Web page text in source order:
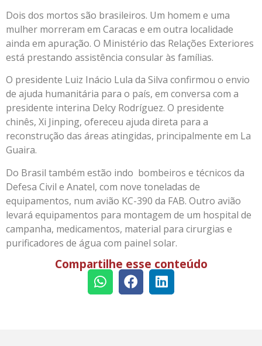
Dois dos mortos são brasileiros. Um homem e uma
mulher morreram em Caracas e em outra localidade
ainda em apuração. O Ministério das Relações Exteriores
está prestando assistência consular às famílias.
O presidente Luiz Inácio Lula da Silva confirmou o envio
de ajuda humanitária para o país, em conversa com a
presidente interina Delcy Rodríguez. O presidente
chinês, Xi Jinping, ofereceu ajuda direta para a
reconstrução das áreas atingidas, principalmente em La
Guaira.
Do Brasil também estão indo bombeiros e técnicos da
Defesa Civil e Anatel, com nove toneladas de
equipamentos, num avião KC-390 da FAB. Outro avião
levará equipamentos para montagem de um hospital de
campanha, medicamentos, material para cirurgias e
purificadores de água com painel solar.
Compartilhe esse conteúdo